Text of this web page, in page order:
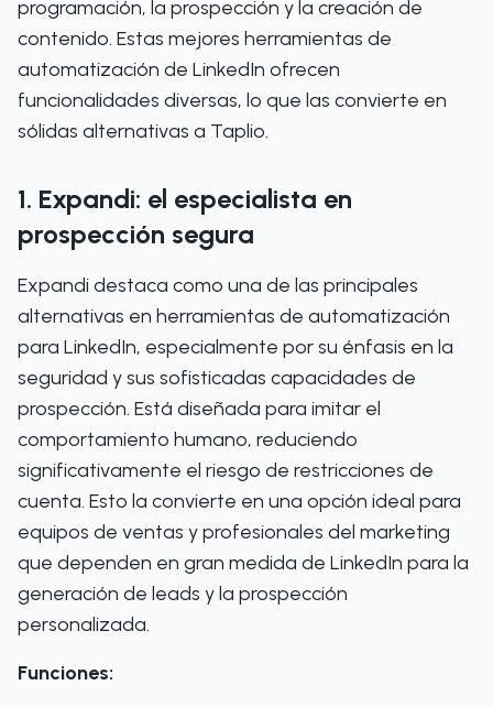
programación, la prospección y la creación de
contenido. Estas mejores herramientas de
automatización de LinkedIn ofrecen
funcionalidades diversas, lo que las convierte en
sólidas alternativas a Taplio.
1. Expandi: el especialista en
prospección segura
Expandi destaca como una de las principales
alternativas en herramientas de automatización
para LinkedIn, especialmente por su énfasis en la
seguridad y sus sofisticadas capacidades de
prospección. Está diseñada para imitar el
comportamiento humano, reduciendo
significativamente el riesgo de restricciones de
cuenta. Esto la convierte en una opción ideal para
equipos de ventas y profesionales del marketing
que dependen en gran medida de LinkedIn para la
generación de leads y la prospección
personalizada.
Funciones: